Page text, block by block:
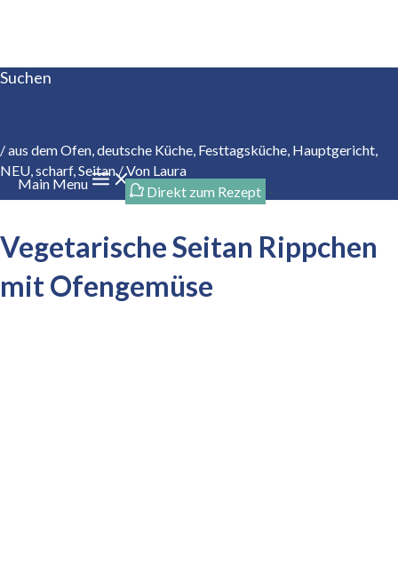
Suchen
Main Menu
/aus dem Ofen,deutsche Küche, Festtagsküche, Hauptgericht,
NEU,scharf,Seitan/ Von Laura
Direkt zum Rezept -
Vegetarische Seitan Rippchen
mit Ofengemüse